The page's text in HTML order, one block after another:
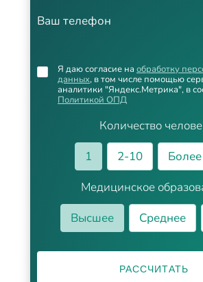
Ваш телефон
Количество
1
2-10
Медицинское
Высшее
Среднее
Я даю согласие на обработку
данных, в том числе помощью
аналитики "Яндекс.Метрика", в
Политикой ОПД
РАССЧИТАТЬ